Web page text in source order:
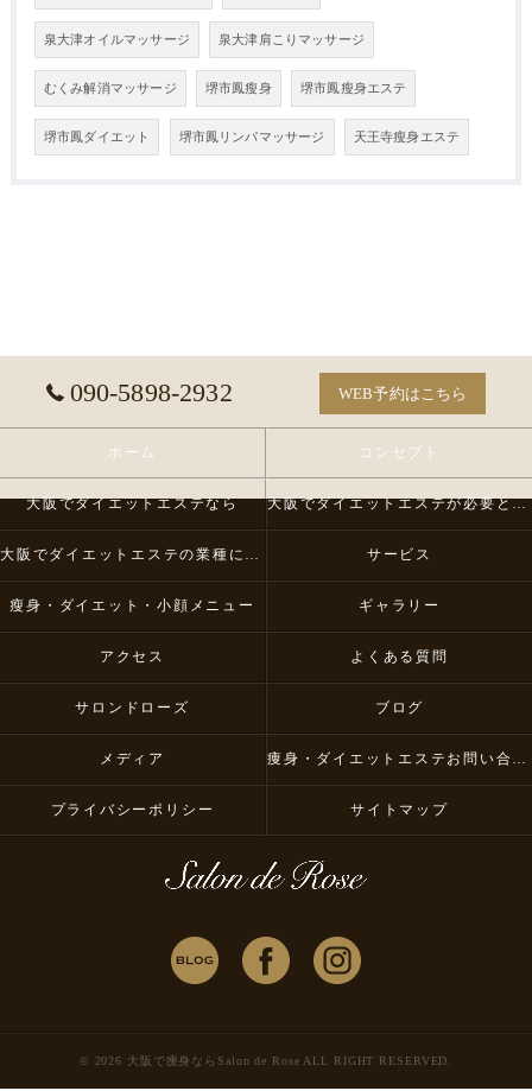
泉大津オイルマッサージ 泉大津肩こりマッサージ
むくみ解消マッサージ 堺市鳳瘦身 堺市鳳瘦身エステ
堺市鳳ダイエット 堺市鳳リンパマッサージ 天王寺瘦身エステ
090-5898-2932 WEB予約はこちら
ホーム コンセプト
大阪でダイエットエステなら 大阪でダイエットエステが必要とされる理由
大阪でダイエットエステの業種について サービス
瘦身・ダイエット・小顔メニュー ギャラリー
アクセス よくある質問
サロンドローズ ブログ
メディア 痩身・ダイエットエステお問い合わせ
プライバシーポリシー サイトマップ
© 2026 大阪で痩身ならSalon de Rose ALL RIGHT RESERVED.